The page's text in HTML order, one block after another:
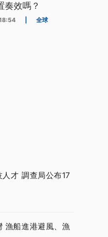
奏效嗎？
全球
才 調查局公布17
漁船進港避風、漁